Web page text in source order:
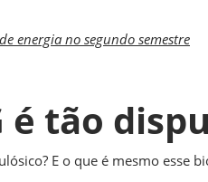
energia no segundo semestre
é tão
E o que é mesmo esse